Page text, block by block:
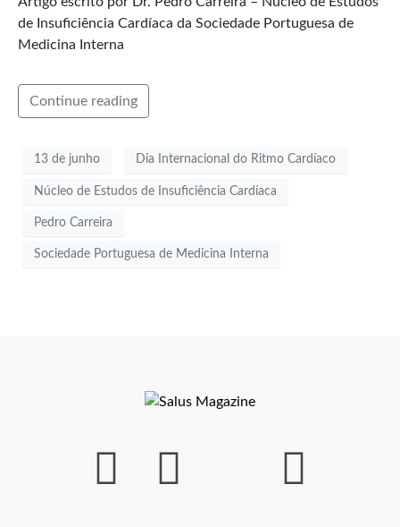
de Insuficiência Cardíaca da Sociedade Portuguesa de
Medicina Interna
Continue reading
13 de junho Dia Internacional do Ritmo Cardíaco
Núcleo de Estudos de Insuficiência Cardíaca
Pedro Carreira
Sociedade Portuguesa de Medicina Interna